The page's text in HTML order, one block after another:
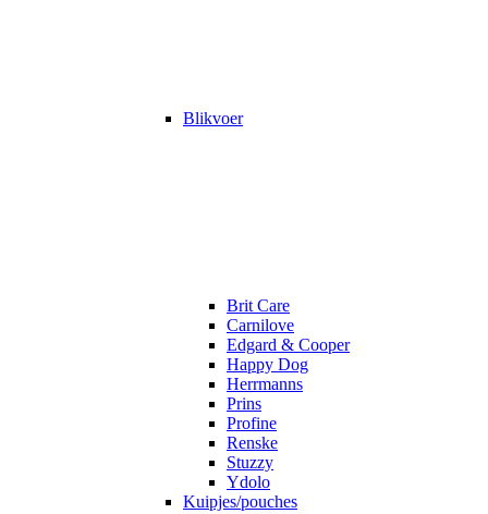
Blikvoer
Brit Care
Carnilove
Edgard & Cooper
Happy Dog
Herrmanns
Prins
Profine
Renske
Stuzzy
Ydolo
Kuipjes/pouches